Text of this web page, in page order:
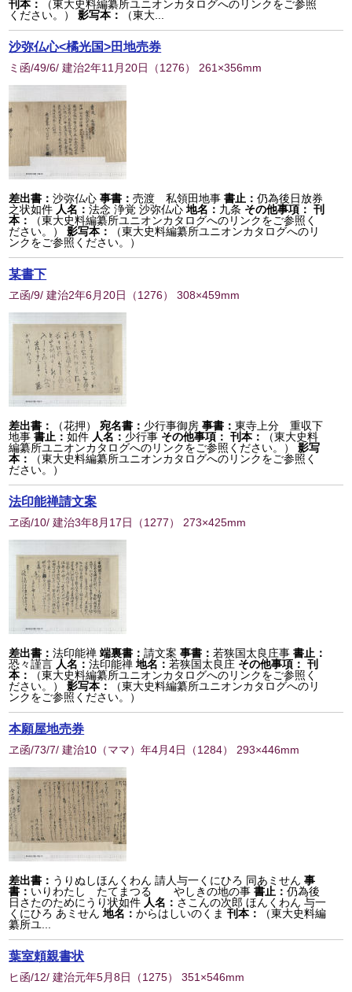
刊本：
（東大史料編纂所ユニオンカタログへのリンクをご参照
ください。）
影写本： （東大...
沙弥仏心<橘光国>田地売券
ミ函/49/6/ 建治2年11月20日 （1276） 261×356mm
差出書：沙弥仏心 事書：売渡 私領田地事書止：仍為後日放券
之状如件 人名：法念 浄覚 沙弥仏心 地名： 九条 その他事項： 刊
本：
（東大史料編纂所ユニオンカタログへのリンクをご参照く
ださい。）
影写本：
（東大史料編纂所ユニオンカタログへのリ
ンクをご参照ください。）
某書下
ヱ函/9/ 建治2年6月20日 （1276） 308×459mm
差出書： （花押） 宛名書： 少行事御房 事書：東寺上分 重収下
地事書止：如件 人名： 少行事 その他事項： 刊本：
（東大史料
編纂所ユニオンカタログへのリンクをご参照ください。）
影写
本：
（東大史料編纂所ユニオンカタログへのリンクをご参照く
ださい。）
法印能禅請文案
ヱ函/10/ 建治3年8月17日 （1277） 273×425mm
差出書：法印能禅 端裏書：請文案 事書：若狭国太良庄事書止：
恐々謹言 人名：法印能禅 地名：若狭国太良庄 その他事項： 刊
本：
（東大史料編纂所ユニオンカタログへのリンクをご参照く
ださい。）
影写本：
（東大史料編纂所ユニオンカタログへのリ
ンクをご参照ください。）
本願屋地売券
ヱ函/73/7/ 建治10（ママ）年4月4日 （1284） 293×446mm
差出書： うりぬしほんくわん 請人与一くにひろ 同あミせん 事
書： いりわたし たてまつる やしきの地の事 書止：仍為後
日さたのためにうり状如件 人名： さこんの次郎 ほんくわん 与一
くにひろ あミせん 地名：からはしいのくま 刊本：
（東大史料編
纂所ユ...
葉室頼親書状
ヒ函/12/ 建治元年5月8日 （1275） 351×546mm